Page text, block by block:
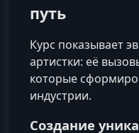
путь
Курс показывает
артистки: её
которые
индустрии.
Создание